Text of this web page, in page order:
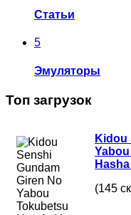
Статьи
5
Эмуляторы
Топ загрузок
Kidou
(145